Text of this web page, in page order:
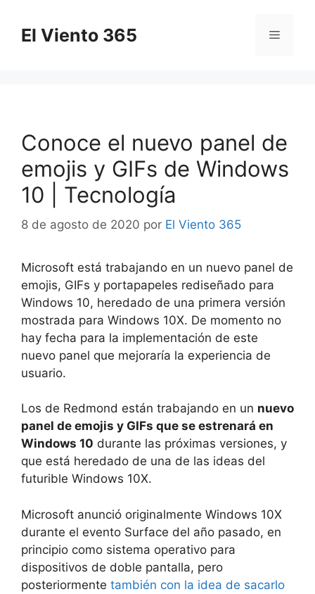
contenido
El Viento 365 Menú
Conoce el nuevo panel de
emojis y GIFs de Windows
10 | Tecnología
8 de agosto de 2020 por El Viento 365
Microsoft está trabajando en un nuevo panel de
emojis, GIFs y portapapeles rediseñado para
Windows 10, heredado de una primera versión
mostrada para Windows 10X. De momento no
hay fecha para la implementación de este
nuevo panel que mejoraría la experiencia de
usuario.
Los de Redmond están trabajando en un nuevo
panel de emojis y GIFs que se estrenará en
Windows 10 durante las próximas versiones, y
que está heredado de una de las ideas del
futurible Windows 10X.
Microsoft anunció originalmente Windows 10X
durante el evento Surface del año pasado, en
principio como sistema operativo para
dispositivos de doble pantalla, pero
posteriormente también con la idea de sacarlo